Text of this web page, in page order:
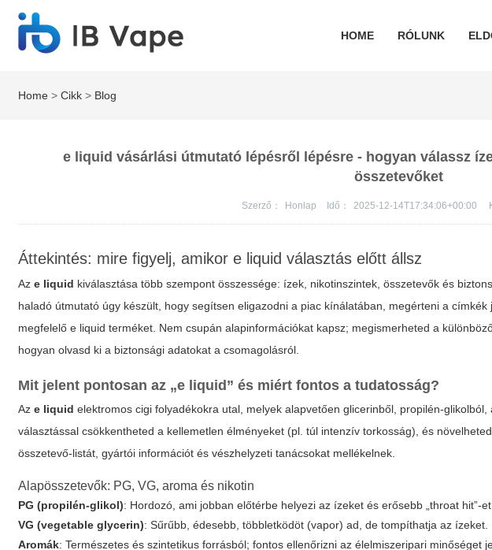
HOME RÓLUNK
Home >Cikk > Blog
e liquid vásárlási útmutató lépésről lépésre - hogyan válassz
összetevőket
Szerző： Honlap Idő： 2025-12-14T17:34:06+00:00
Áttekintés: mire figyelj, amikor e liquid választás előtt állsz
Aze liquid kiválasztása több szempont összessége: ízek, nikotinszintek, összetevők és
haladó útmutató úgy készült, hogy segítsen eligazodni a piac kínálatában, megérteni a
megfelelőe liquid terméket. Nem csupán alapinformációkat kapsz; megismerheted a
hogyan olvasd ki a biztonsági adatokat a csomagolásról.
Mit jelent pontosan az „e liquid” és miért fontos a tudatosság?
Aze liquid elektromos cigi folyadékokra utal, melyek alapvetően glicerinből, propilén-
választással csökkentheted a kellemetlen élményeket (pl. túl intenzív torkosság), és
összetevő-listát, gyártói információt és vészhelyzeti tanácsokat mellékelnek.
Alapösszetevők: PG, VG, aroma és nikotin
PG (propilén-glikol): Hordozó, ami jobban előtérbe helyezi az ízeket és erősebb „throat hit”-et
VG (vegetable glycerin): Sűrűbb, édesebb, többletködöt (vapor) ad, de tompíthatja az ízeket.
Aromák: Természetes és szintetikus forrásból; fontos ellenőrizni az élelmiszeripari minőséget